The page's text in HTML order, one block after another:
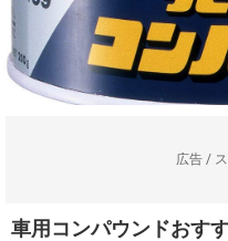
広告 /
車用コンパウンドおす